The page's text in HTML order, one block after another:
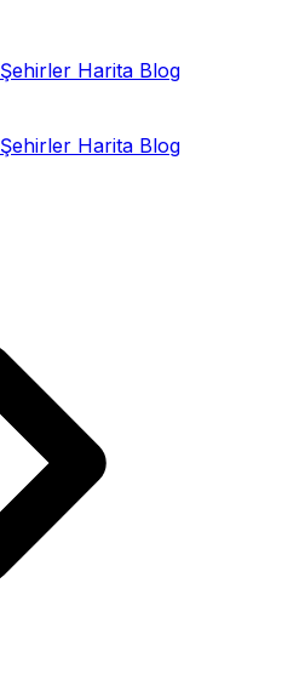
Şehirler Harita Blog
Şehirler Harita Blog